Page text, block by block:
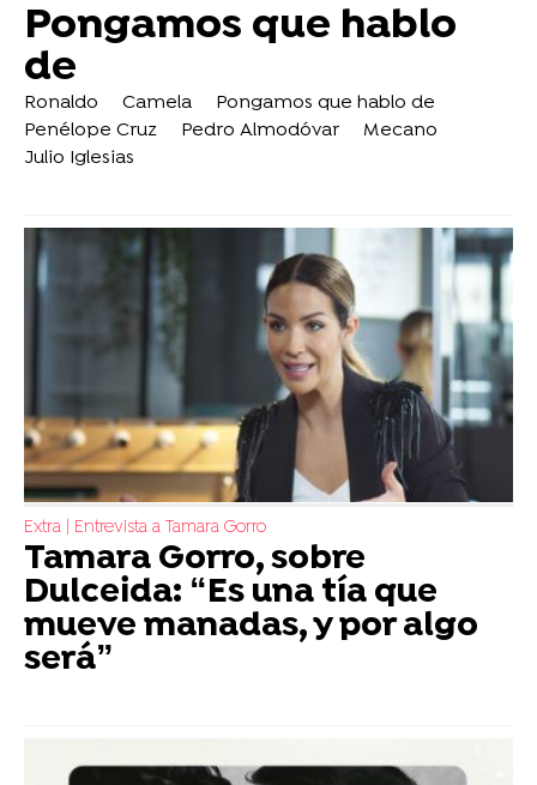
Pongamos que hablo
de
Ronaldo Camela
Pongamos que hablo de
Penélope Cruz
Pedro Almodóvar
Mecano
Julio Iglesias
Extra | Entrevista a Tamara Gorro
Tamara Gorro, sobre
Dulceida: “Es una tía que
mueve manadas, y por algo
será”